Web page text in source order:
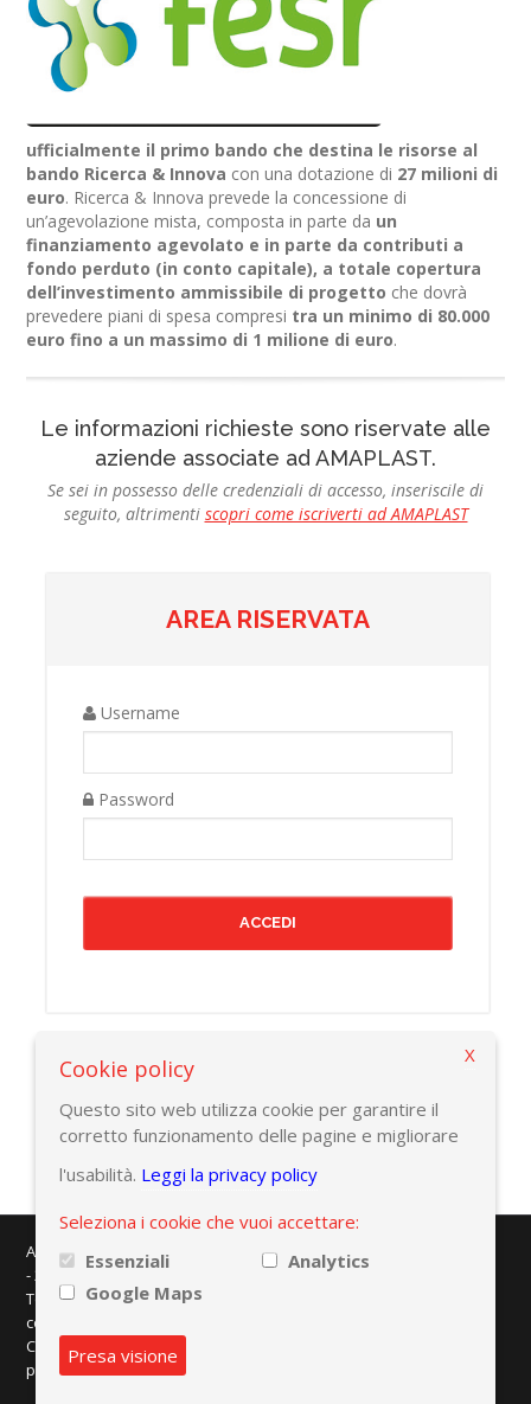
ufficialmente il primo bando che destina le risorse al
bando Ricerca & Innova con una dotazione di 27 milioni di
euro. Ricerca & Innova prevede la concessione di
un’agevolazione mista, composta in parte da un
finanziamento agevolato e in parte da contributi a
fondo perduto (in conto capitale), a totale copertura
dell’investimento ammissibile di progetto che dovrà
prevedere piani di spesa compresi tra un minimo di 80.000
euro fino a un massimo di 1 milione di euro.
Le informazioni richieste sono riservate alle
aziende associate ad AMAPLAST.
Se sei in possesso delle credenziali di accesso, inseriscile di
seguito, altrimenti scopri come iscriverti ad AMAPLAST
AREA RISERVATA
Username
Password
Torna alla pagina precedente
AMAPLAST - Centro Direzionale Milanofiori - Strada 1 - Palazzo F/3
- 20057 Assago (MI)
Tel. +39 02 8228371 - e-mail:
codice fiscale: 80134430158 - PEC:
Copyright © 2026 Promaplast srl. Tutti i diritti riservati.
policy |Preferenze cookies
Cookie policy
Questo sito web utilizza cookie per garantire il
corretto funzionamento delle pagine e migliorare
l'usabilità. Leggi la privacy policy
Seleziona i cookie che vuoi accettare:
Essenziali
Analytics
Google Maps
Presa visione
X